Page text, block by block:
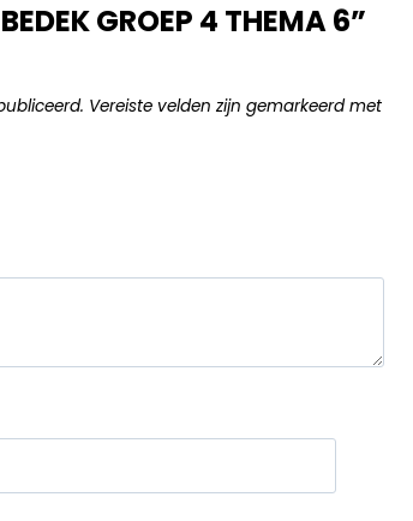
GROEP 4 THEMA 6”
Vereiste velden zijn gemarkeerd met